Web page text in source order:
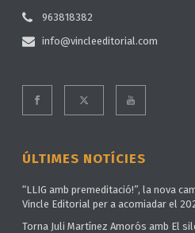
963818382
info@vincleeditorial.com
ÚLTIMES NOTÍCIES
“LLIG amb premeditació!”, la nova
Vincle Editorial per a acomiadar el
Torna Juli Martínez Amorós amb El